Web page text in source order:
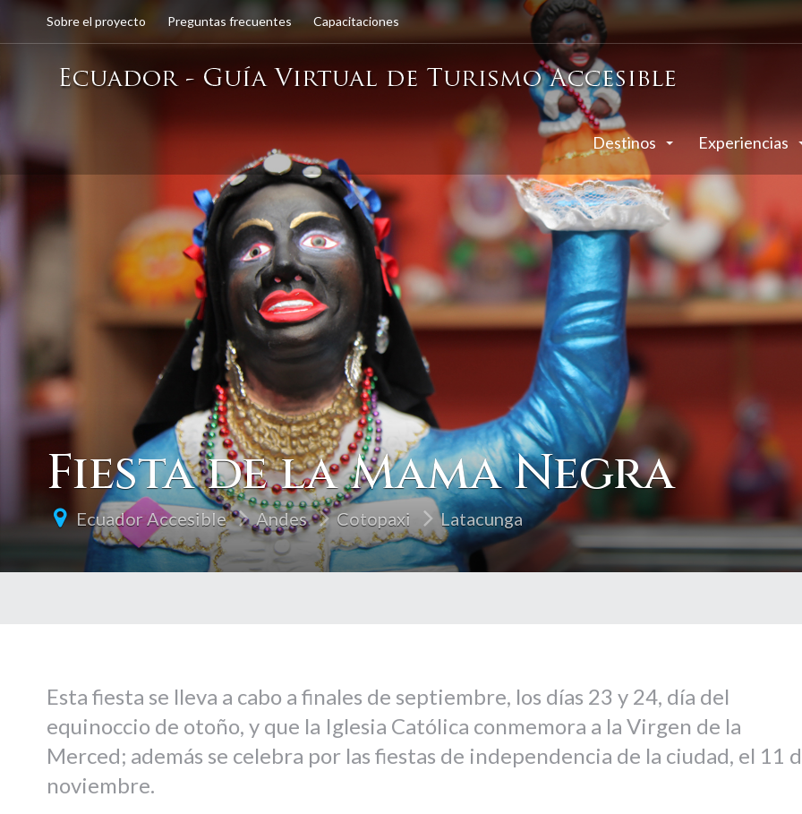
Sobre el proyecto Preguntas frecuentes Capacitaciones
Destinos Experiencias
Fiesta de la Mama Negra
Ecuador Accesible Andes Cotopaxi Latacunga
Esta fiesta se lleva a cabo a finales de septiembre, los días 23 y 24, día del
equinoccio de otoño, y que la Iglesia Católica conmemora a la Virgen de la
Merced; además se celebra por las fiestas de independencia de la ciudad, el 11
noviembre.